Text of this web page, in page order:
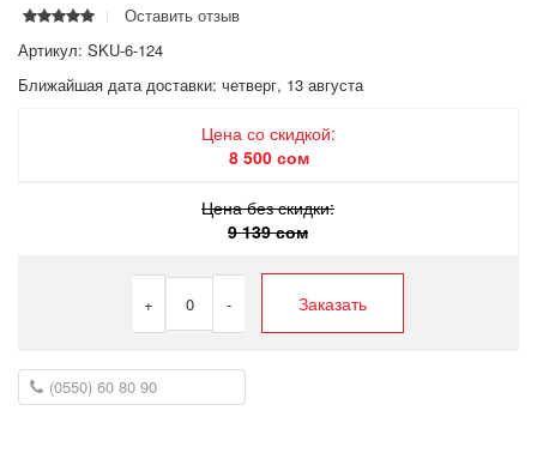
Оставить отзыв
Артикул: SKU-6-124
Ближайшая дата доставки: четверг, 13 августа
Цена со скидкой:
8 500 сом
Цена без скидки:
9 139 сом
+ 0 - Заказать